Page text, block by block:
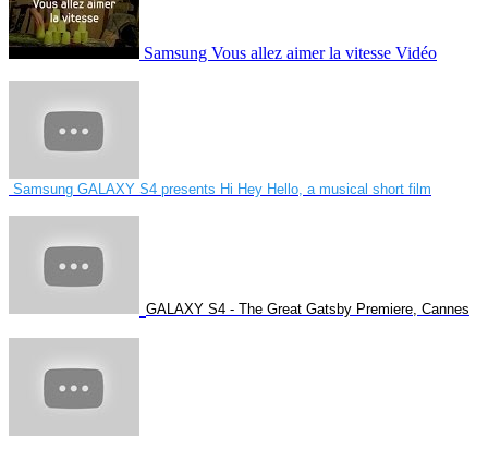
Samsung Vous allez aimer la vitesse Vidéo
Samsung GALAXY S4 presents Hi Hey Hello, a musical short film
GALAXY S4 - The Great Gatsby Premiere, Cannes